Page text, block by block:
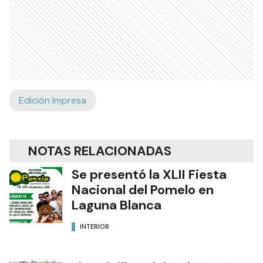
Edición Impresa
NOTAS RELACIONADAS
Se presentó la XLII Fiesta
Nacional del Pomelo en
Laguna Blanca
INTERIOR